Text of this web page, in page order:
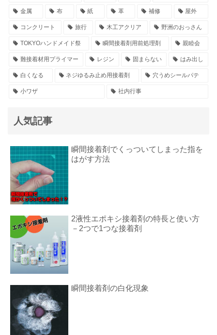
金属 布 紙 革 補修 屋外
コンクリート 旅行 木工アクリア 野洲のおっさん
TOKYOハンドメイド祭 瞬間接着剤用前処理剤 親睦会
難接着材用プライマー レジン 固まらない はみ出し
白くなる ネジゆるみ止め用接着剤 穴うめシールパテ
小ワザ 社内行事
人気記事
瞬間接着剤でくっついてしまった指を
はがす方法
2液性エポキシ接着剤の特長と使い方
－2つで1つな接着剤
瞬間接着剤の白化現象